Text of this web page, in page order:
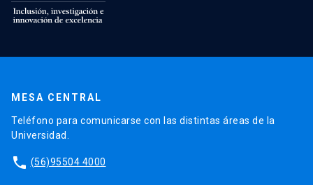
MESA CENTRAL
Teléfono para comunicarse con las distintas áreas de la
Universidad.
phone (56)95504 4000